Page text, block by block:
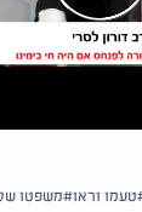
טעמו וראו משפטו